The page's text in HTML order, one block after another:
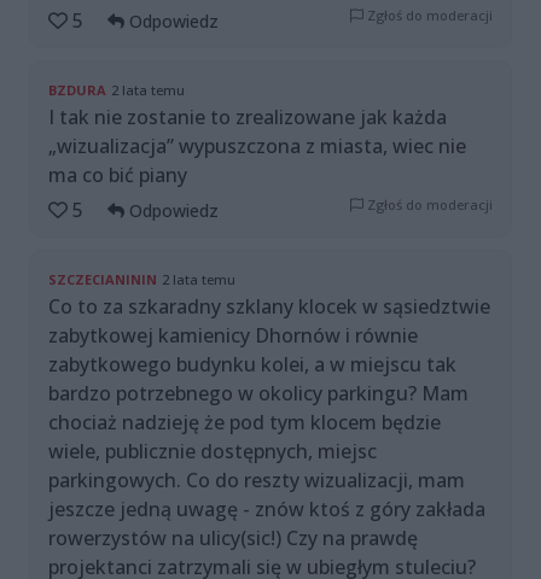
5
Odpowiedz Zgłoś do moderacji
BZDURA 2 lata temu
I tak nie zostanie to zrealizowane jak każda
„wizualizacja” wypuszczona z miasta, wiec nie
ma co bić piany
5
Odpowiedz Zgłoś do moderacji
SZCZECIANININ 2 lata temu
Co to za szkaradny szklany klocek w sąsiedztwie
zabytkowej kamienicy Dhornów i równie
zabytkowego budynku kolei, a w miejscu tak
bardzo potrzebnego w okolicy parkingu? Mam
chociaż nadzieję że pod tym klocem będzie
wiele, publicznie dostępnych, miejsc
parkingowych. Co do reszty wizualizacji, mam
jeszcze jedną uwagę - znów ktoś z góry zakłada
rowerzystów na ulicy(sic!) Czy na prawdę
projektanci zatrzymali się w ubiegłym stuleciu?